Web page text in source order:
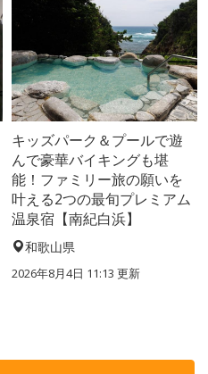
キッズパーク＆プールで遊
んで豪華バイキングも堪
能！ファミリー旅の願いを
叶える2つの最旬プレミアム
温泉宿【南紀白浜】
和歌山県
2026年8月4日 11:13 更新